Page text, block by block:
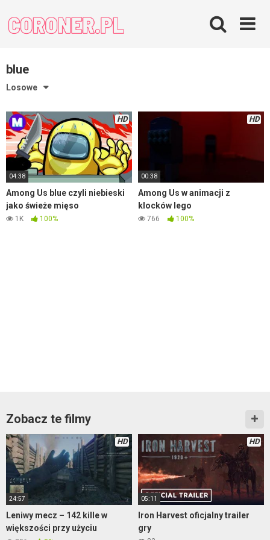
content
blue
Losowe
HD
04:38
Among Us blue czyli niebieski
jako świeże mięso
1K 100%
HD
00:38
Among Us w animacji z
klocków lego
766 100%
Zobacz te filmy
HD
24:57
Leniwy mecz – 142 kille w
większości przy użyciu
HD
05:11
Iron Harvest oficjalny trailer
gry